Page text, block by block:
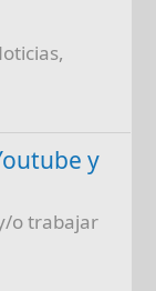
y
o trabajar